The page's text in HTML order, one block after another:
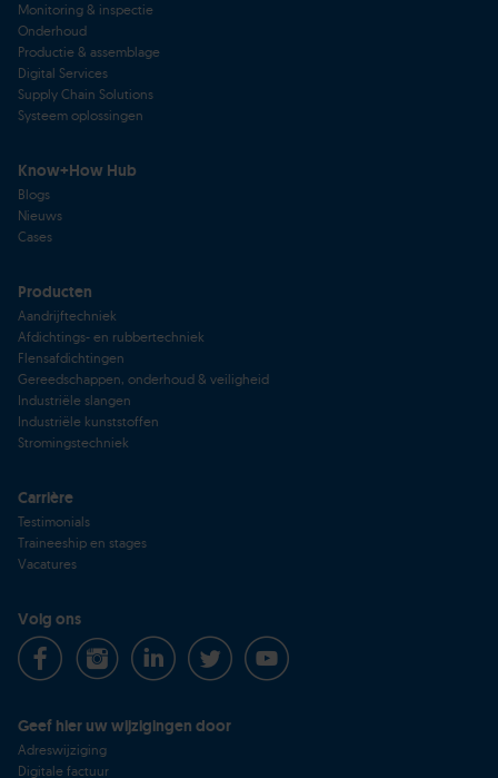
Monitoring & inspectie
Onderhoud
Productie & assemblage
Digital Services
Supply Chain Solutions
Systeem oplossingen
Know+How Hub
Blogs
Nieuws
Cases
Producten
Aandrijftechniek
Afdichtings- en rubbertechniek
Flensafdichtingen
Gereedschappen, onderhoud & veiligheid
Industriële slangen
Industriële kunststoffen
Stromingstechniek
Carrière
Testimonials
Traineeship en stages
Vacatures
Volg ons
Geef hier uw wijzigingen door
Adreswijziging
Digitale factuur